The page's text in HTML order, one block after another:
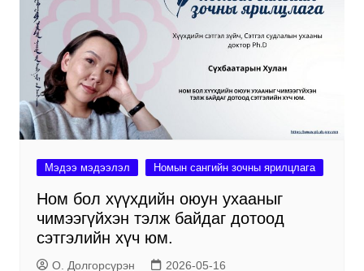
Мэдээ мэдээлэл Номын сангийн зочны ярилцлага
Ном бол хүүхдийн оюун ухааныг
чимээгүйхэн тэлж байдаг дотоод
сэтгэлийн хүч юм.
О. Долгорсүрэн 2026-05-16